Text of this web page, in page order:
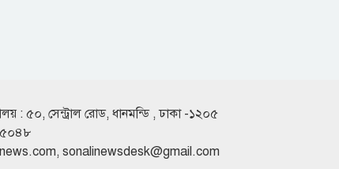
দুই বছরেই গর্ত আর খানাখন্দে ভরা ৪৭৫
: ৫০, সেন্ট্রাল রোড, ধানমন্ডি , ঢাকা -১২০৫
, sonalinewsdesk@gmail.com